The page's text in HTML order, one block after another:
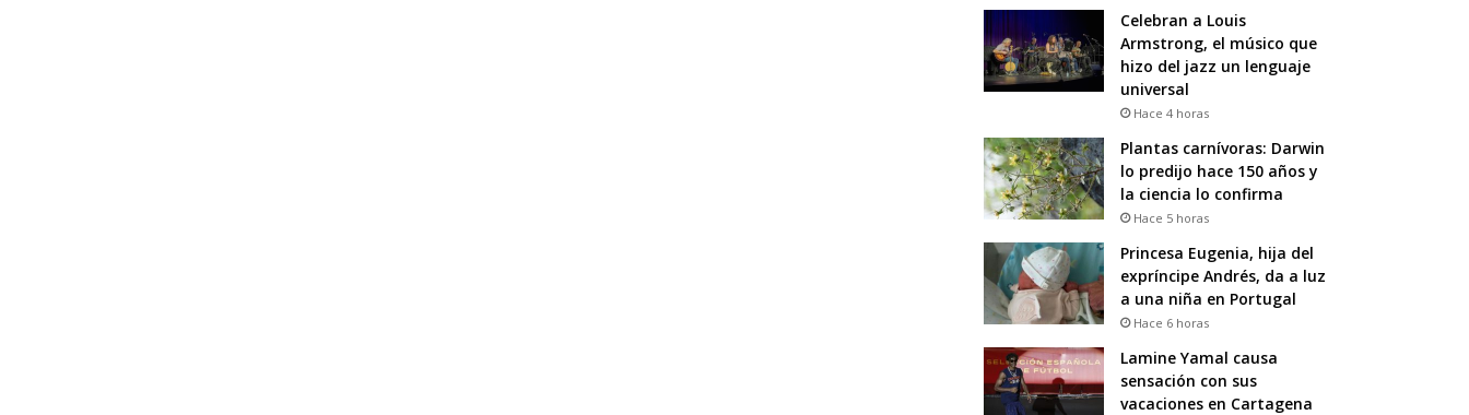
Celebran a Louis
Armstrong, el músico que
hizo del jazz un lenguaje
universal
Hace 4 horas
Plantas carnívoras: Darwin
lo predijo hace 150 años y
la ciencia lo confirma
Hace 5 horas
Princesa Eugenia, hija del
expríncipe Andrés, da a luz
a una niña en Portugal
Hace 6 horas
Lamine Yamal causa
sensación con sus
vacaciones en Cartagena